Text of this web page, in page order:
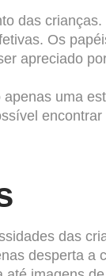
das
Os
apreciado
uma
encontrar
das
desperta a